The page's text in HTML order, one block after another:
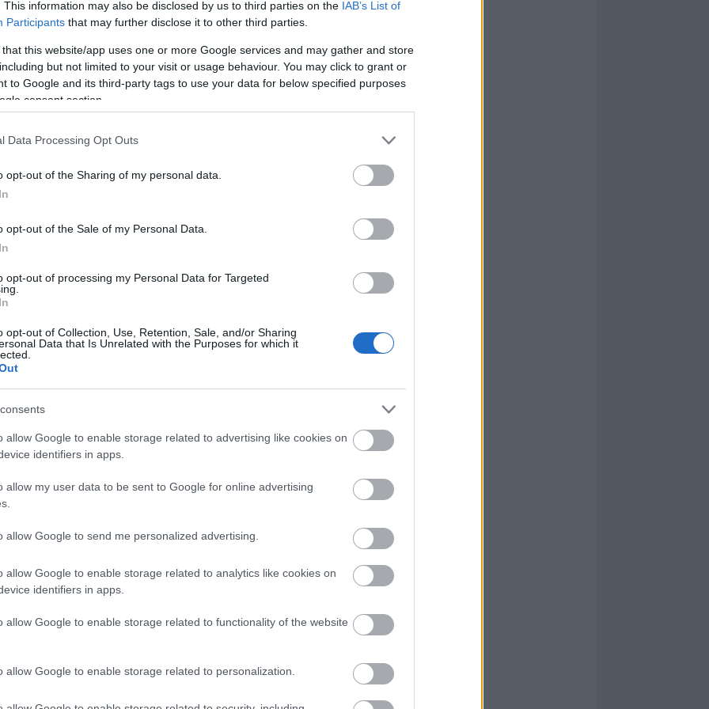
This information may also be disclosed by us to third parties on the IAB’s List of
Participants that may further disclose it to other third parties.
that this website/app uses one or more Google services and may gather and store
but not limited to your visit or usage behaviour. You may click to grant or
to Google and its third-party tags to use your data for below specified purposes
consent section.
Data Processing Opt Outs
opt-out of the Sharing of my personal data.
opt-out of the Sale of my Personal Data.
opt-out of processing my Personal Data for Targeted
opt-out of Collection, Use, Retention, Sale, and/or Sharing
Data that Is Unrelated with the Purposes for which it
allow Google to enable storage related to advertising like cookies on
identifiers in apps.
allow my user data to be sent to Google for online advertising
allow Google to send me personalized advertising.
allow Google to enable storage related to analytics like cookies on
identifiers in apps.
allow Google to enable storage related to functionality of the website
allow Google to enable storage related to personalization.
fidesz párbeszéd aláírásgyűjtés választási csalás
jelöltek
választás-2018
válni”
jogállam helyreállítását tekinti Magyar György, s
erről, nem térhetett ki a siófoki választókörzet civil
elől. Az MSZP és a Párbeszéd is tudomásul vette,
komment
mszp
györgy karácsony gergely képviselőjelölt
a süketek párbeszéde
el semmit a programjáról, viszont a saját
tette? Vagy a széthúzó demokratikus ellenzék?
tetszelgő Jobbik? Nem könnyű a választás…
TOVÁBB